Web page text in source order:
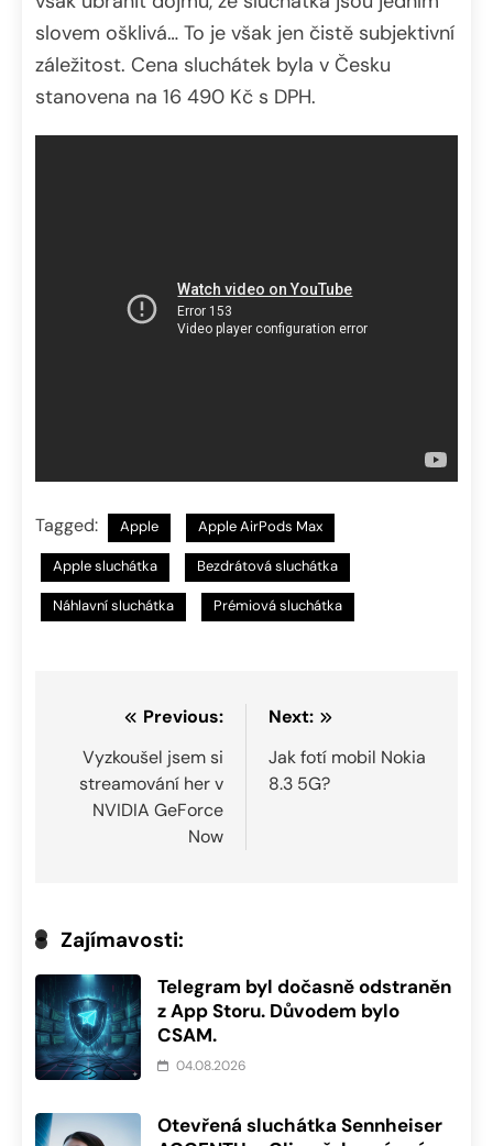
slovem ošklivá… To je však jen čistě subjektivní
záležitost. Cena sluchátek byla v Česku
stanovena na 16 490 Kč s DPH.
Tagged: Apple Apple AirPods Max
Apple sluchátka Bezdrátová sluchátka
Náhlavní sluchátka Prémiová sluchátka
Navigace
pro
příspěvek
Previous:
Vyzkoušel jsem si
streamování her v
NVIDIA GeForce
Now
Next:
Jak fotí mobil Nokia
8.3 5G?
Zajímavosti:
Telegram byl dočasně odstraněn
z App Storu. Důvodem bylo
CSAM.
04.08.2026
Otevřená sluchátka Sennheiser